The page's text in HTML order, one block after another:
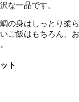
な一品です。
の身はしっとり柔
ご飯はもちろん、
ト